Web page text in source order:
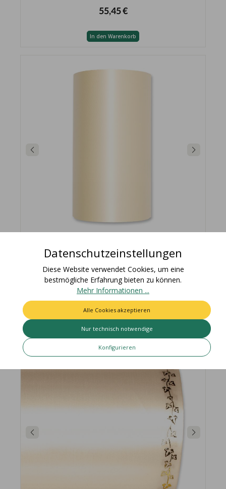
55,45 €
In den Warenkorb
Schnittsatin / farbig 2601
56,45 €
In den Warenkorb
Datenschutzeinstellungen
Diese Website verwendet Cookies, um eine
bestmögliche Erfahrung bieten zu können.
Mehr Informationen ...
Nur technisch notwendige
Konfigurieren
Alle Cookies akzeptieren